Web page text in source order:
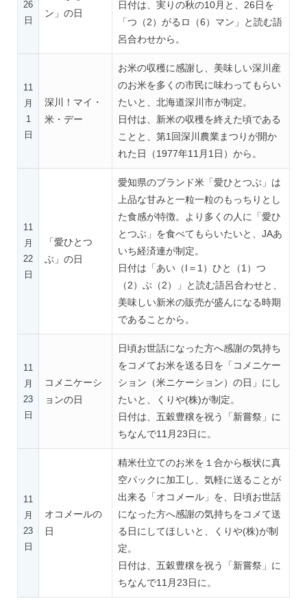
26
日
ン」の日
日付は、実りの秋の10月と、26日を
「つ（2）がるロ（6）マン」と読む語
呂合わせから。
11
月
1
日
深川！マイ・
米・デー
お米の収穫に感謝し、美味しい深川産
のお米を多くの市民に味わってもらい
たいと、北海道深川市が制定。
日付は、新米の収穫を終えた頃である
ことと、第1回深川農業まつりが開か
れた日（1977年11月1日）から。
11
月
22
日
「愛ひとつ
ぶ」の日
愛知県のブランド米「愛ひとつぶ」は
上品な甘みと一粒一粒のもっちりとし
た食感が特徴。より多くの人に「愛ひ
とつぶ」を食べてもらいたいと、JAあ
いち経済連が制定。
日付は「あい（I＝1）ひと（1）つ
（2）ぶ（2）」と読む語呂合わせと、
美味しい新米の販売が盛んになる時期
であることから。
11
月
23
日
コメニケーシ
ョンの日
日頃お世話になった方へ感謝の気持ち
をコメてお米を送る日を「コメニケー
ション（米ニケーション）の日」にし
たいと、くりや(株)が制定。
日付は、五穀豊穣を祝う「新嘗祭」に
ちなんで11月23日に。
11
月
23
日
オコメールの
日
精米仕立てのお米を１合から板状に真
空パックに加工し、気軽に送ることが
出来る「オコメール」を、日頃お世話
になった方へ感謝の気持ちをコメて送
る日にしてほしいと、くりや(株)が制
定。
日付は、五穀豊穣を祝う「新嘗祭」に
ちなんで11月23日に。